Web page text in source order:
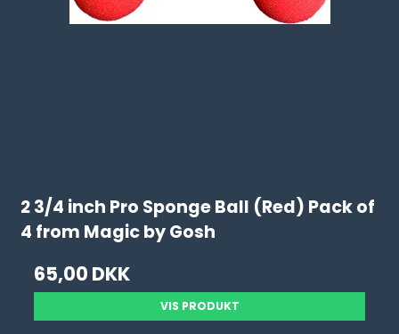
2 3/4 inch Pro Sponge Ball (Red) Pack of
4 from Magic by Gosh
65,00 DKK
VIS PRODUKT